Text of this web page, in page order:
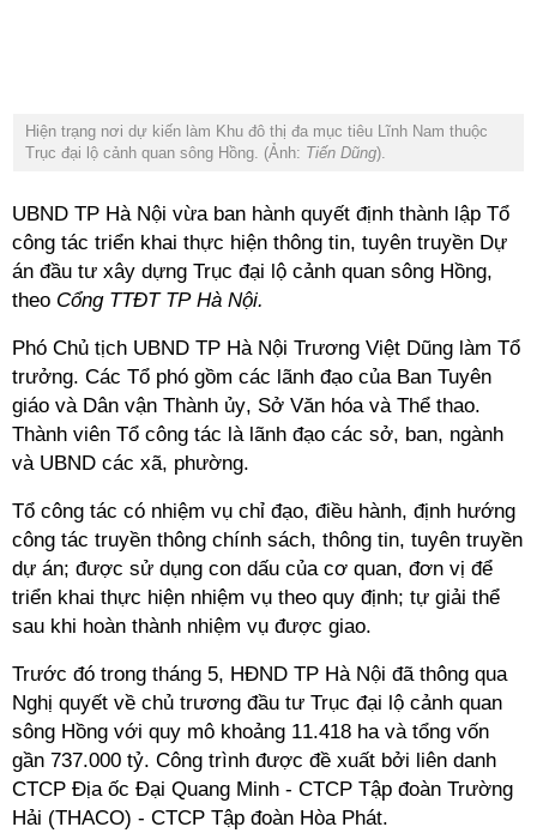
Hiện trạng nơi dự kiến làm Khu đô thị đa mục tiêu Lĩnh Nam thuộc
Trục đại lộ cảnh quan sông Hồng. (Ảnh: Tiến Dũng).
UBND TP Hà Nội vừa ban hành quyết định thành lập Tổ
công tác triển khai thực hiện thông tin, tuyên truyền Dự
án đầu tư xây dựng Trục đại lộ cảnh quan sông Hồng,
theo Cổng TTĐT TP Hà Nội.
Phó Chủ tịch UBND TP Hà Nội Trương Việt Dũng làm Tổ
trưởng. Các Tổ phó gồm các lãnh đạo của Ban Tuyên
giáo và Dân vận Thành ủy, Sở Văn hóa và Thể thao.
Thành viên Tổ công tác là lãnh đạo các sở, ban, ngành
và UBND các xã, phường.
Tổ công tác có nhiệm vụ chỉ đạo, điều hành, định hướng
công tác truyền thông chính sách, thông tin, tuyên truyền
dự án; được sử dụng con dấu của cơ quan, đơn vị để
triển khai thực hiện nhiệm vụ theo quy định; tự giải thể
sau khi hoàn thành nhiệm vụ được giao.
Trước đó trong tháng 5, HĐND TP Hà Nội đã thông qua
Nghị quyết về chủ trương đầu tư Trục đại lộ cảnh quan
sông Hồng với quy mô khoảng 11.418 ha và tổng vốn
gần 737.000 tỷ. Công trình được đề xuất bởi liên danh
CTCP Địa ốc Đại Quang Minh - CTCP Tập đoàn Trường
Hải (THACO) - CTCP Tập đoàn Hòa Phát.